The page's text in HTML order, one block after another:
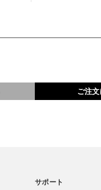
ご注
サポート